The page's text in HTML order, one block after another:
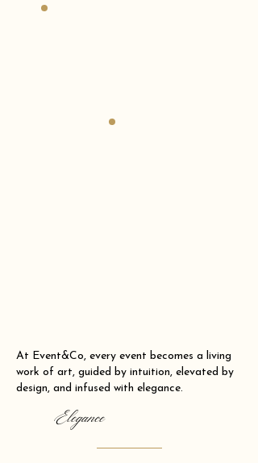
At Event&Co, every event becomes a living
work of art, guided by intuition, elevated by
design, and infused with elegance.
Elegance